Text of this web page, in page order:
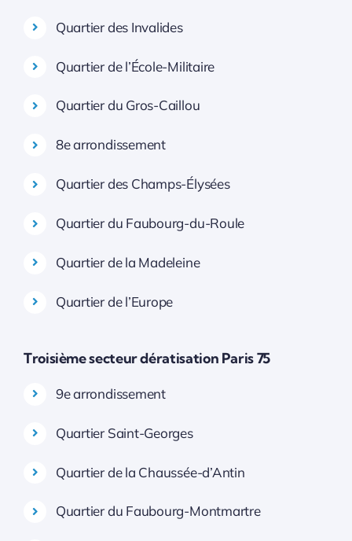
Quartier des Invalides
Quartier de l’École-Militaire
Quartier du Gros-Caillou
8e arrondissement
Quartier des Champs-Élysées
Quartier du Faubourg-du-Roule
Quartier de la Madeleine
Quartier de l’Europe
Troisième secteur dératisation Paris 75
9e arrondissement
Quartier Saint-Georges
Quartier de la Chaussée-d’Antin
Quartier du Faubourg-Montmartre